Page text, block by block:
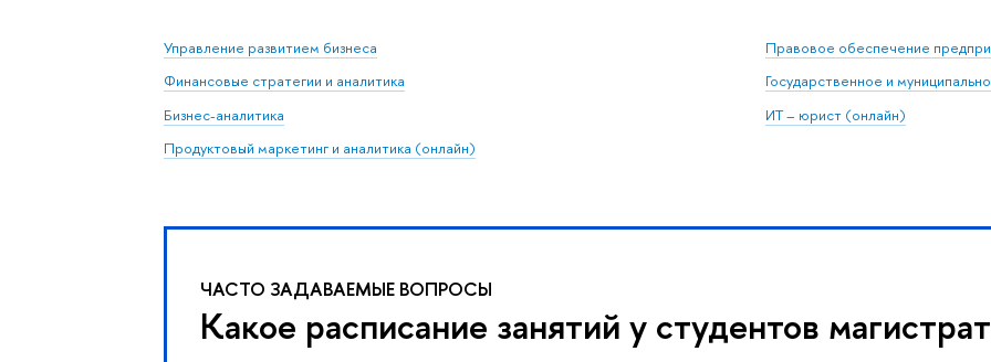
Управление развитием бизнеса
Финансовые стратегии и аналитика
Бизнес-аналитика
Продуктовый маркетинг и аналитика (онлайн)
Правовое обеспечение
Государственное и
ИТ – юрист (онлайн)
ЧАСТО ЗАДАВАЕМЫЕ ВОПРОСЫ
Какое расписание занятий у студентов